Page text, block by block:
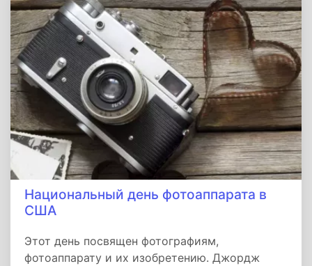
Национальный день фотоаппарата в
США
Этот день посвящен фотографиям,
фотоаппарату и их изобретению. Джордж